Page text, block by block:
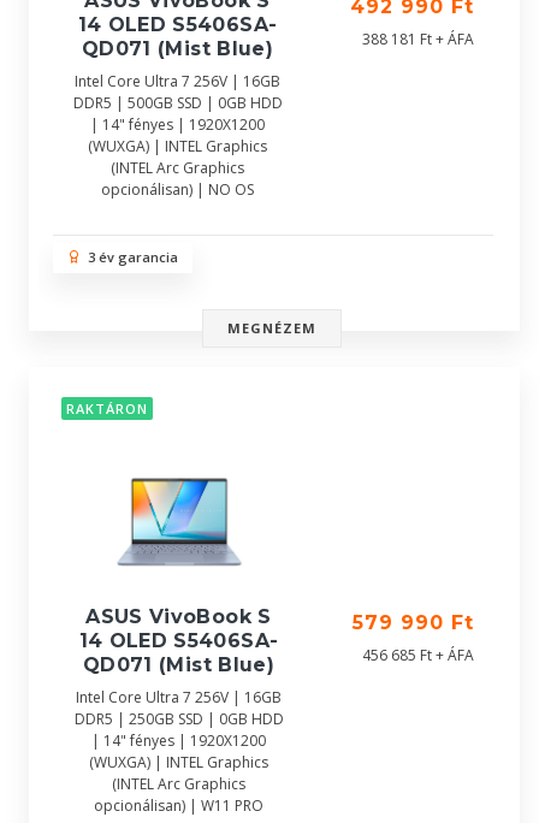
14 OLED S5406SA-
QD071 (Mist Blue)
Intel Core Ultra 7 256V | 16GB
DDR5 | 500GB SSD | 0GB HDD
| 14" fényes | 1920X1200
(WUXGA) | INTEL Graphics
(INTEL Arc Graphics
opcionálisan) | NO OS
492 990 Ft
388 181 Ft + ÁFA
3 év garancia
MEGNÉZEM
RAKTÁRON
ASUS VivoBook S
14 OLED S5406SA-
QD071 (Mist Blue)
Intel Core Ultra 7 256V | 16GB
DDR5 | 250GB SSD | 0GB HDD
| 14" fényes | 1920X1200
(WUXGA) | INTEL Graphics
(INTEL Arc Graphics
opcionálisan) | W11 PRO
579 990 Ft
456 685 Ft + ÁFA